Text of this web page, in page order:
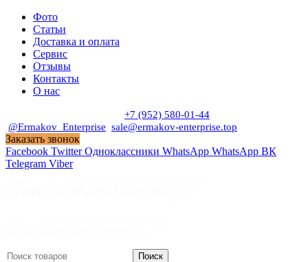
Фото
Статьи
Доставка и оплата
Сервис
Отзывы
Контакты
О нас
+7 (952) 580-01-44
@Ermakov_Enterprise sale@ermakov-enterprise.top
Заказать звонок
Facebook Twitter Одноклассники WhatsApp WhatsApp ВК
Telegram Viber
Поиск